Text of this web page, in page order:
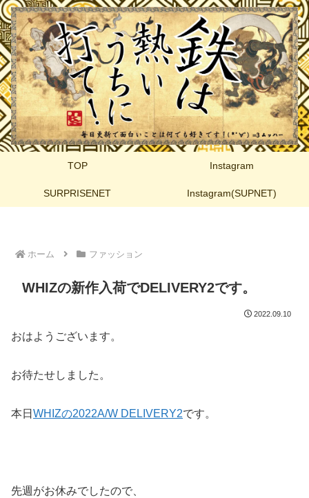
TOP Instagram
SURPRISENET Instagram(SUPNET)
ホーム ファッション
WHIZの新作入荷でDELIVERY2です。
2022.09.10
おはようございます。
お待たせしました。
本日 WHIZの2022A/W DELIVERY2です。
先週がお休みでしたので、